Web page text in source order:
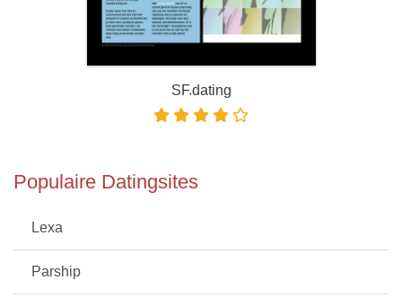
SF.dating
Populaire Datingsites
Lexa
Parship